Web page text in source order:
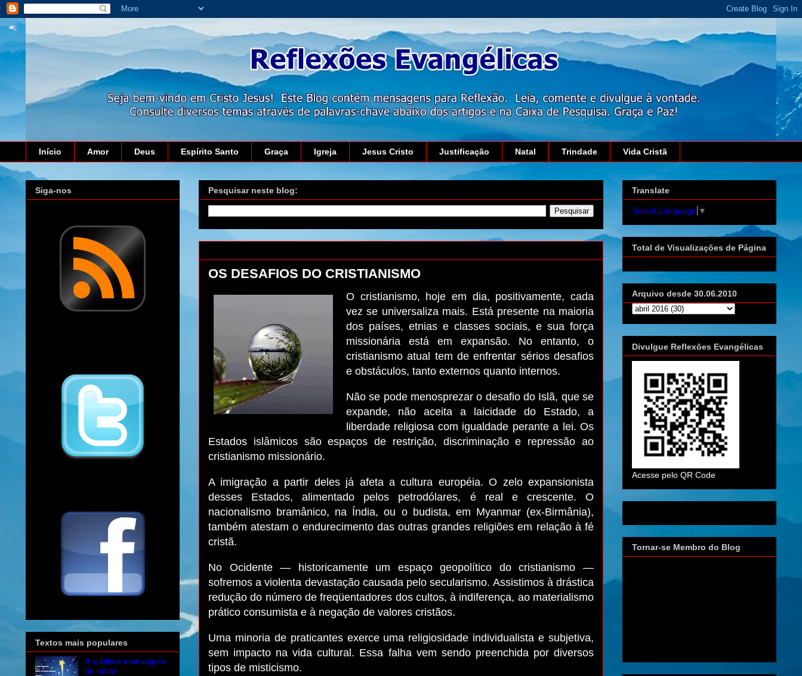
Início Amor Deus Espírito Santo Graça Igreja Jesus Cristo Justificação Natal Trindade Vida Cristã
Pesquisar neste blog:
OS DESAFIOS DO CRISTIANISMO
O cristianismo, hoje em dia, positivamente, cada
vez se universaliza mais. Está presente na maioria
dos países, etnias e classes sociais, e sua força
missionária está em expansão. No entanto, o
cristianismo atual tem de enfrentar sérios desafios
e obstáculos, tanto externos quanto internos.
Não se pode menosprezar o desafio do Islã, que se
expande, não aceita a laicidade do Estado, a
liberdade religiosa com igualdade perante a lei. Os
Estados islâmicos são espaços de restrição, discriminação e repressão ao
cristianismo missionário.
A imigração a partir deles já afeta a cultura européia. O zelo expansionista
desses Estados, alimentado pelos petrodólares, é real e crescente. O
nacionalismo bramânico, na Índia, ou o budista, em Myanmar (ex-Birmânia),
também atestam o endurecimento das outras grandes religiões em relação à fé
cristã.
No Ocidente — historicamente um espaço geopolítico do cristianismo —
sofremos a violenta devastação causada pelo secularismo. Assistimos à drástica
redução do número de freqüentadores dos cultos, à indiferença, ao materialismo
prático consumista e à negação de valores cristãos.
Uma minoria de praticantes exerce uma religiosidade individualista e subjetiva,
sem impacto na vida cultural. Essa falha vem sendo preenchida por diversos
tipos de misticismo.
Siga-nos
Textos mais populares
A sublime mensagem
do natal
Translate
Select Language ▼
Total de Visualizações de Página
Arquivo desde 30.06.2010
Divulgue Reflexões Evangélicas
Acesse pelo QR Code
Tornar-se Membro do Blog